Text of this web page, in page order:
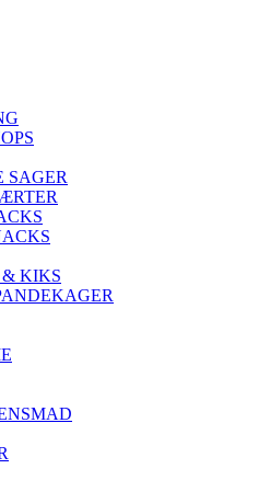
SAGER
& KIKS